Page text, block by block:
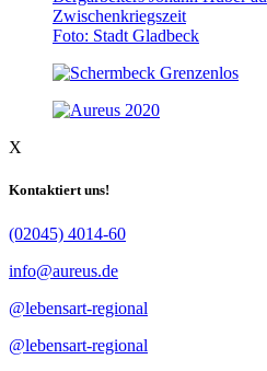
Foto: Stadt Gladbeck
X
Kontaktiert uns!
(02045) 4014-60
info@aureus.de
@lebensart-regional
@lebensart-regional